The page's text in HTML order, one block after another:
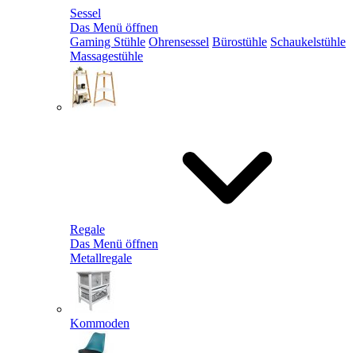
Sessel
Das Menü öffnen
Gaming Stühle Ohrensessel Bürostühle Schaukelstühle
Massagestühle
Regale
Das Menü öffnen
Metallregale
Kommoden